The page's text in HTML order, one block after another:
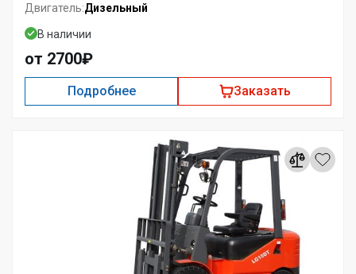
Двигатель:Дизельный
В наличии
от 2700₽
Подробнее Заказать